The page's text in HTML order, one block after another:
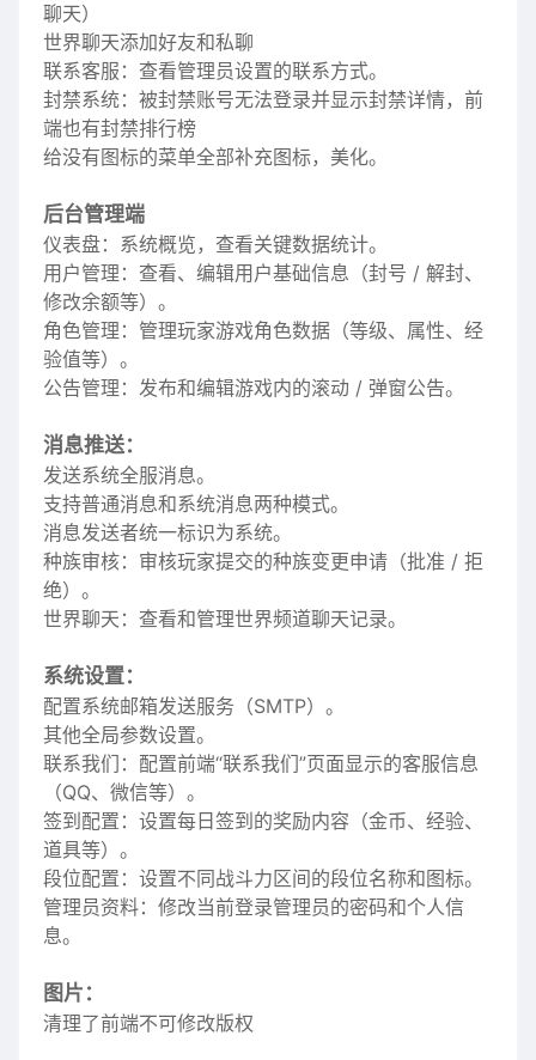
聊天）
世界聊天添加好友和私聊
联系客服：查看管理员设置的联系方式。
封禁系统：被封禁账号无法登录并显示封禁详情，前
端也有封禁排行榜
给没有图标的菜单全部补充图标，美化。
后台管理端
仪表盘：系统概览，查看关键数据统计。
用户管理：查看、编辑用户基础信息（封号 / 解封、
修改余额等）。
角色管理：管理玩家游戏角色数据（等级、属性、经
验值等）。
公告管理：发布和编辑游戏内的滚动 / 弹窗公告。
消息推送：
发送系统全服消息。
支持普通消息和系统消息两种模式。
消息发送者统一标识为系统。
种族审核：审核玩家提交的种族变更申请（批准 / 拒
绝）。
世界聊天：查看和管理世界频道聊天记录。
系统设置：
配置系统邮箱发送服务（SMTP）。
其他全局参数设置。
联系我们：配置前端“联系我们”页面显示的客服信息
（QQ、微信等）。
签到配置：设置每日签到的奖励内容（金币、经验、
道具等）。
段位配置：设置不同战斗力区间的段位名称和图标。
管理员资料：修改当前登录管理员的密码和个人信
息。
图片：
清理了前端不可修改版权